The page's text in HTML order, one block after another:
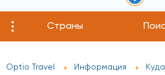
Страны
Optio Travel Информация